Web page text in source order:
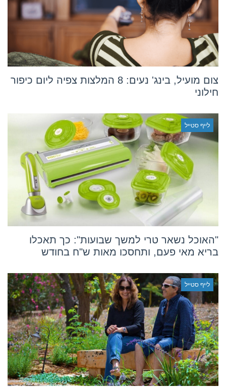
צום מועיל, בינג' נעים: 8 המלצות צפיה ליום כיפור
חילוני
לייף סטייל
"האוכל נשאר טרי למשך שבועות": כך תאכלו
בריא מאי פעם, ותחסכו מאות ש"ח בחודש
לייף סטייל